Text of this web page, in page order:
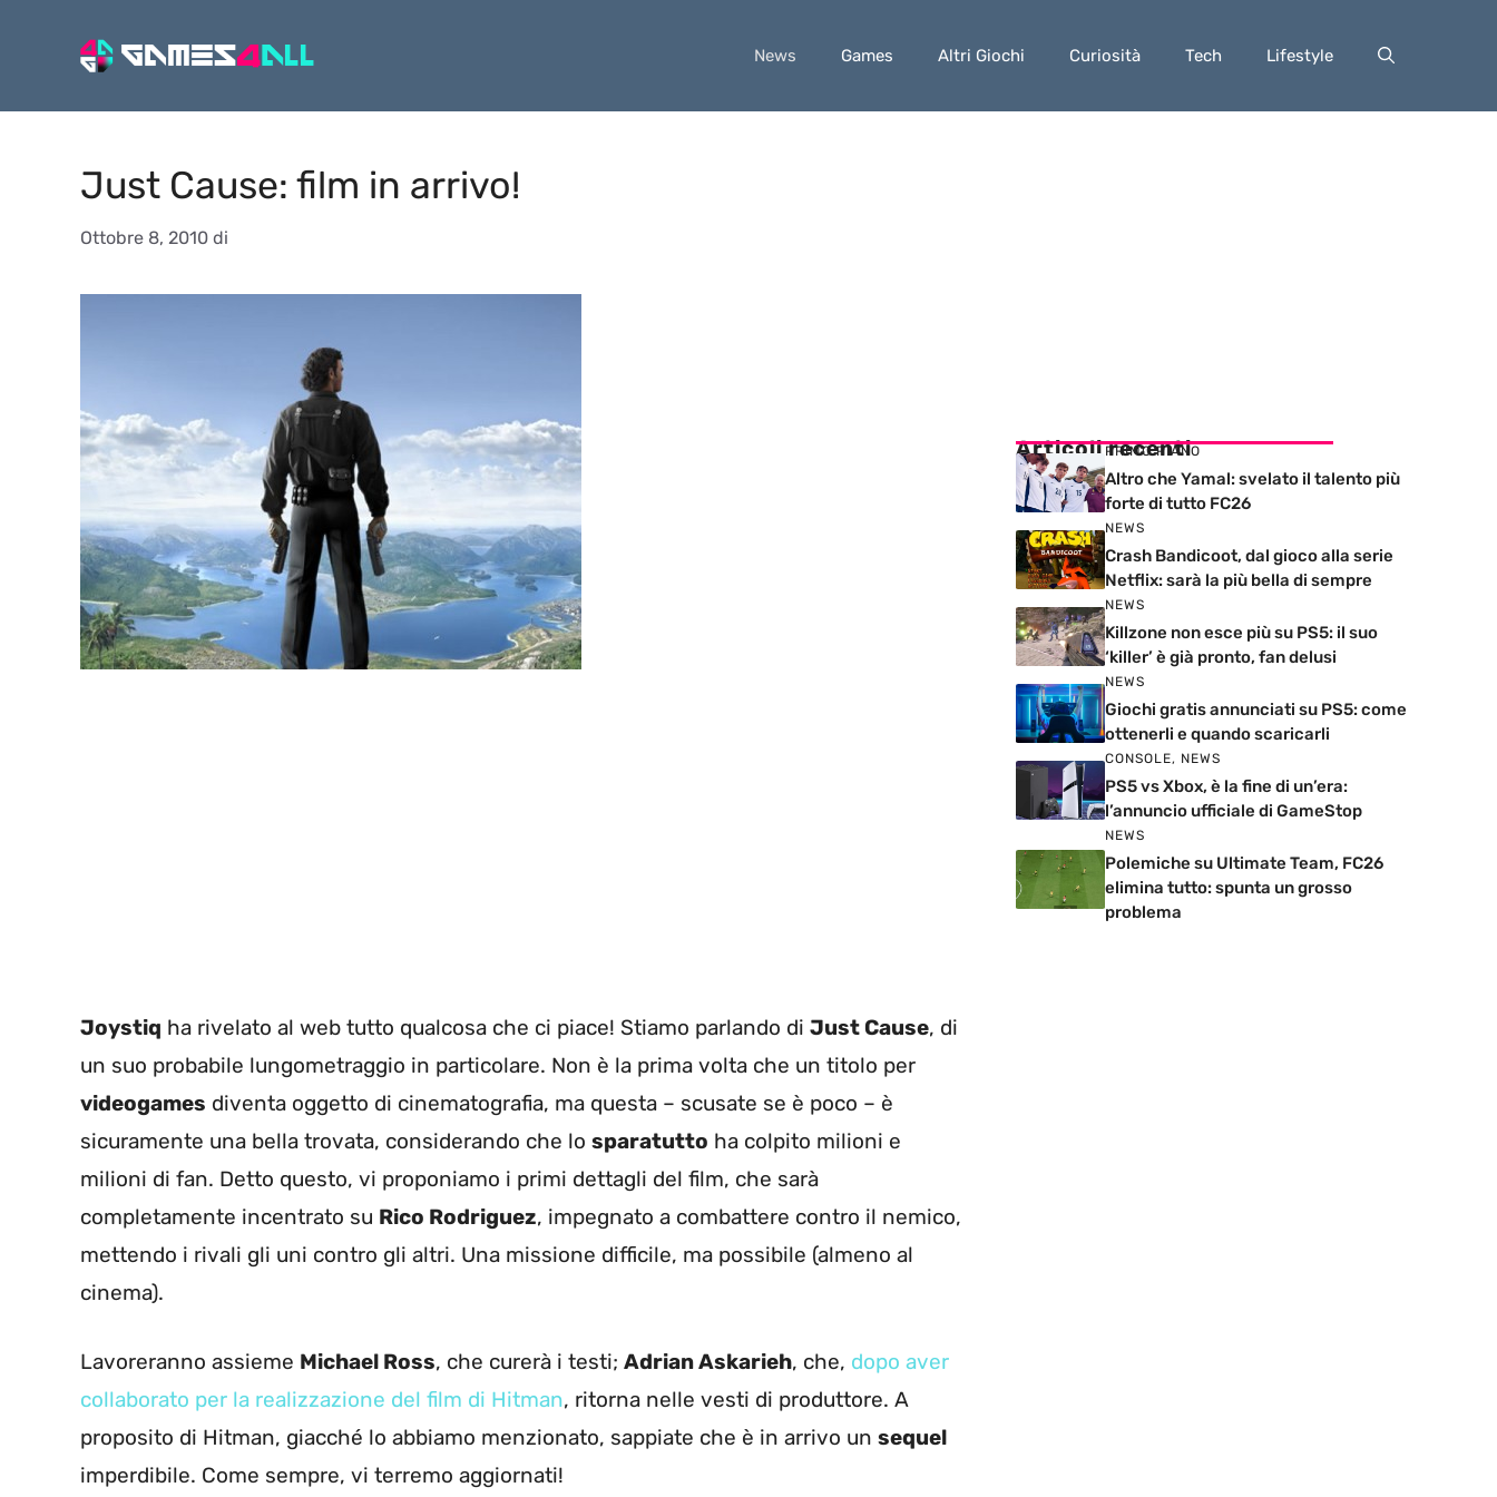
News Games Altri Giochi Curiosità Tech Lifestyle
Just Cause: film in arrivo!
Ottobre 8, 2010 di
Joystiq ha rivelato al web tutto qualcosa che ci piace! Stiamo parlando di Just Cause, di
un suo probabile lungometraggio in particolare. Non è la prima volta che un titolo per
videogames diventa oggetto di cinematografia, ma questa – scusate se è poco – è
sicuramente una bella trovata, considerando che lo sparatutto ha colpito milioni e
milioni di fan. Detto questo, vi proponiamo i primi dettagli del film, che sarà
completamente incentrato su Rico Rodriguez, impegnato a combattere contro il nemico,
mettendo i rivali gli uni contro gli altri. Una missione difficile, ma possibile (almeno al
cinema).
Lavoreranno assieme Michael Ross, che curerà i testi; Adrian Askarieh, che, dopo aver
collaborato per la realizzazione del film di Hitman, ritorna nelle vesti di produttore. A
proposito di Hitman, giacché lo abbiamo menzionato, sappiate che è in arrivo un sequel
imperdibile. Come sempre, vi terremo aggiornati!
Articoli recenti
PRIMO PIANO
Altro che Yamal: svelato il talento più
forte di tutto FC26
NEWS
Crash Bandicoot, dal gioco alla serie
Netflix: sarà la più bella di sempre
NEWS
Killzone non esce più su PS5: il suo
‘killer’ è già pronto, fan delusi
NEWS
Giochi gratis annunciati su PS5: come
ottenerli e quando scaricarli
CONSOLE, NEWS
PS5 vs Xbox, è la fine di un’era:
l’annuncio ufficiale di GameStop
NEWS
Polemiche su Ultimate Team, FC26
elimina tutto: spunta un grosso
problema